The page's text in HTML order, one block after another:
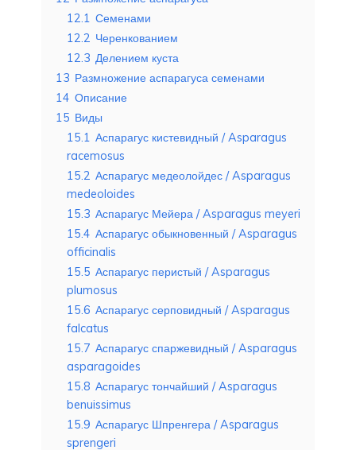
12.1 Семенами
12.2 Черенкованием
12.3 Делением куста
13 Размножение аспарагуса семенами
14 Описание
15 Виды
15.1 Аспарагус кистевидный / Asparagus
racemosus
15.2 Аспарагус медеолойдес / Asparagus
medeoloides
15.3 Аспарагус Мейера / Asparagus meyeri
15.4 Аспарагус обыкновенный / Asparagus
officinalis
15.5 Аспарагус перистый / Asparagus
plumosus
15.6 Аспарагус серповидный / Asparagus
falcatus
15.7 Аспарагус спаржевидный / Asparagus
asparagoides
15.8 Аспарагус тончайший / Asparagus
benuissimus
15.9 Аспарагус Шпренгера / Asparagus
sprengeri